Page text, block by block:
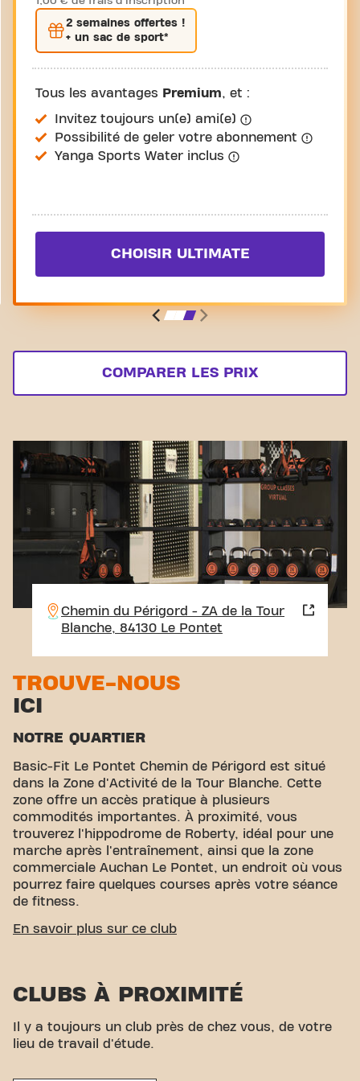
2 semaines offertes !
+ un sac de sport*
Tous les avantages Premium, et :
Invitez toujours un(e) ami(e)
Possibilité de geler votre abonnement
Yanga Sports Water inclus
CHOISIR ULTIMATE
COMPARER LES PRIX
Chemin du Périgord - ZA de la Tour
Blanche, 84130 Le Pontet
TROUVE-NOUS
ICI
NOTRE QUARTIER
Basic-Fit Le Pontet Chemin de Périgord est situé
dans la Zone d'Activité de la Tour Blanche. Cette
zone offre un accès pratique à plusieurs
commodités importantes. À proximité, vous
trouverez l'hippodrome de Roberty, idéal pour une
marche après l'entraînement, ainsi que la zone
commerciale Auchan Le Pontet, un endroit où vous
pourrez faire quelques courses après votre séance
de fitness.
ACCESSIBILITÉ FACILE
transport : Parking :Un parking commun est
Action, et Basic-Fit.Bus :Les arrêts de bus les
plus proches sont Roberty et Roberty, à quelques
En savoir plus sur ce club
CLUBS À PROXIMITÉ
Il y a toujours un club près de chez vous, de votre
lieu de travail d'étude.